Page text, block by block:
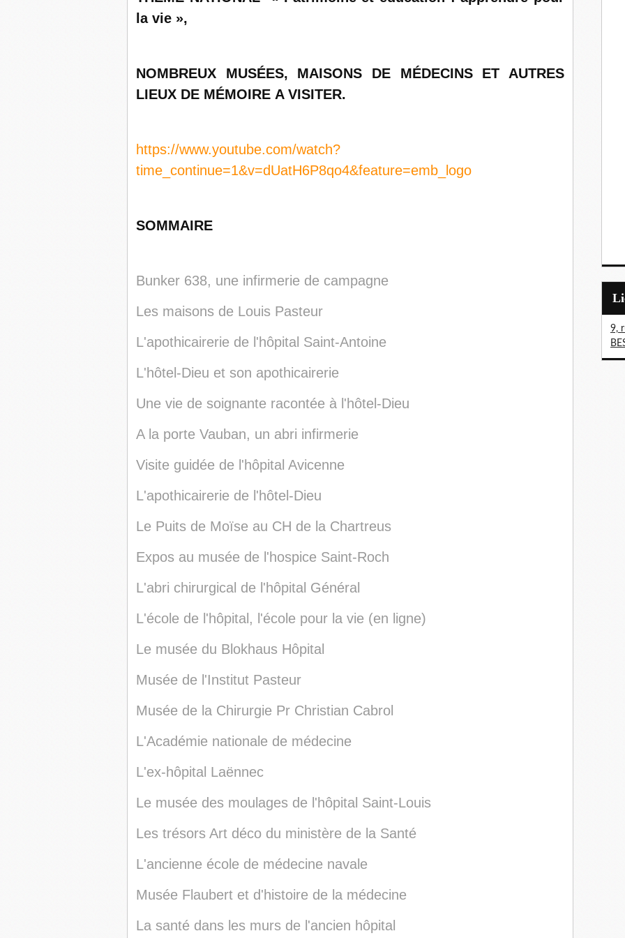
la vie »,
NOMBREUX MUSÉES, MAISONS DE MÉDECINSET AUTRES
LIEUX DE MÉMOIRE A VISITER.
https://www.youtube.com/watch?
time_continue=1&v=dUatH6P8qo4&feature=emb_logo
SOMMAIRE
Bunker 638, une infirmerie de campagne
Les maisons de Louis Pasteur
L'apothicairerie de l'hôpital Saint-Antoine
L'hôtel-Dieu et son apothicairerie
Une vie de soignante racontée à l'hôtel-Dieu
A la porte Vauban, un abri infirmerie
Visite guidée de l'hôpital Avicenne
L'apothicairerie de l'hôtel-Dieu
Le Puits de Moïse au CH de la Chartreus
Expos au musée de l'hospice Saint-Roch
L'abri chirurgical de l'hôpital Général
L'école de l'hôpital, l'école pour la vie (en ligne)
Le musée du Blokhaus Hôpital
Musée de l'Institut Pasteur
Musée de la Chirurgie Pr Christian Cabrol
L'Académie nationale de médecine
L'ex-hôpital Laënnec
Le musée des moulages de l'hôpital Saint-Louis
Les trésors Art déco du ministère de la Santé
L'ancienne école de médecine navale
Musée Flaubert et d'histoire de la médecine
La santé dans les murs de l'ancien hôpital
9,